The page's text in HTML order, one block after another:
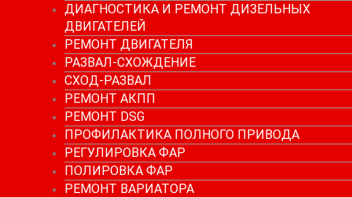
ДИАГНОСТИКА И РЕМОНТ ДИЗЕЛЬНЫХ
ДВИГАТЕЛЕЙ
РЕМОНТ ДВИГАТЕЛЯ
РАЗВАЛ-СХОЖДЕНИЕ
СХОД-РАЗВАЛ
РЕМОНТ АКПП
РЕМОНТ DSG
ПРОФИЛАКТИКА ПОЛНОГО ПРИВОДА
РЕГУЛИРОВКА ФАР
ПОЛИРОВКА ФАР
РЕМОНТ ВАРИАТОРА